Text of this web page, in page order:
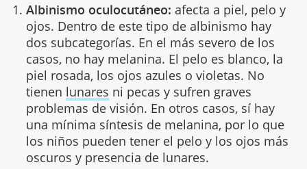
Albinismo oculocutáneo: afecta a piel, pelo y
ojos. Dentro de este tipo de albinismo hay
dos subcategorías. En el más severo de los
casos, no hay melanina. El pelo es blanco, la
piel rosada, los ojos azules o violetas. No
tienen lunares ni pecas y sufren graves
problemas de visión. En otros casos, sí hay
una mínima síntesis de melanina, por lo que
los niños pueden tener el pelo y los ojos más
oscuros y presencia de lunares.